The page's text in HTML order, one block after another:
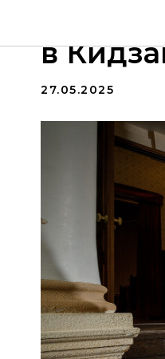
Пять
в
27.05.2025